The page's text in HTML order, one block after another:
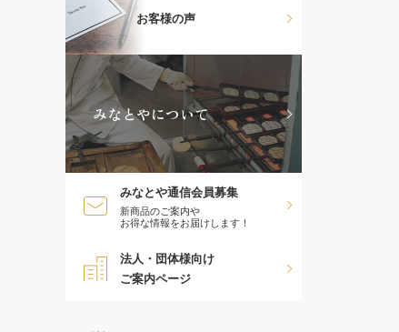
お客様の声
みなとやについて
みなとや通信会員募集
新商品のご案内や
お得な情報をお届けします！
法人・団体様向け
ご案内ページ